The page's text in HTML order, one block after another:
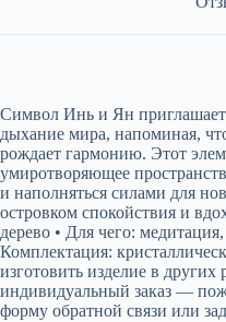
Символ Инь и Ян приглашает
дыхание мира, напоминая,
рождает гармонию. Этот
умиротворяющее
и наполняться силами для
островком спокойствия и
дерево • Для чего:
Комплектация:
изготовить изделие в
индивидуальный заказ —
форму обратной связи или